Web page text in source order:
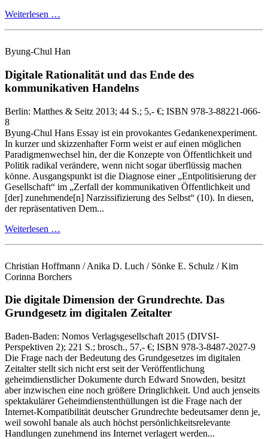
Weiterlesen …
Byung-Chul Han
Digitale Rationalität und das Ende des
kommunikativen Handelns
Berlin: Matthes & Seitz 2013; 44 S.; 5,- €; ISBN 978-3-88221-066-
8
Byung‑Chul Hans Essay ist ein provokantes Gedankenexperiment.
In kurzer und skizzenhafter Form weist er auf einen möglichen
Paradigmenwechsel hin, der die Konzepte von Öffentlichkeit und
Politik radikal verändere, wenn nicht sogar überflüssig machen
könne. Ausgangspunkt ist die Diagnose einer „Entpolitisierung der
Gesellschaft“ im „Zerfall der kommunikativen Öffentlichkeit und
[der] zunehmende[n] Narzissifizierung des Selbst“ (10). In diesen,
der repräsentativen Dem...
Weiterlesen …
Christian Hoffmann / Anika D. Luch / Sönke E. Schulz / Kim
Corinna Borchers
Die digitale Dimension der Grundrechte. Das
Grundgesetz im digitalen Zeitalter
Baden-Baden: Nomos Verlagsgesellschaft 2015 (DIVSI-
Perspektiven 2); 221 S.; brosch., 57,- €; ISBN 978-3-8487-2027-9
Die Frage nach der Bedeutung des Grundgesetzes im digitalen
Zeitalter stellt sich nicht erst seit der Veröffentlichung
geheimdienstlicher Dokumente durch Edward Snowden, besitzt
aber inzwischen eine noch größere Dringlichkeit. Und auch jenseits
spektakulärer Geheimdienstenthüllungen ist die Frage nach der
Internet‑Kompatibilität deutscher Grundrechte bedeutsamer denn je,
weil sowohl banale als auch höchst persönlichkeitsrelevante
Handlungen zunehmend ins Internet verlagert werden...